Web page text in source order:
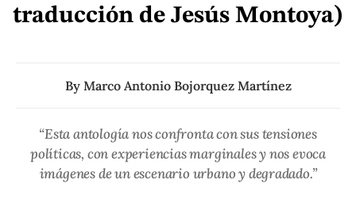
traducción de Jesús Montoya)
By Marco Antonio Bojorquez Martínez
“Esta antología nos confronta con sus tensiones
políticas, con experiencias marginales y nos evoca
imágenes de un escenario urbano y degradado.”